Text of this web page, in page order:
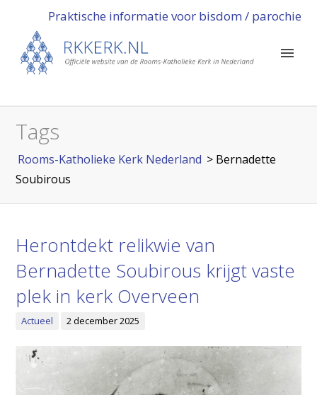
Praktische informatie voor bisdom / parochie
Tags
Rooms-Katholieke Kerk Nederland > Bernadette
Soubirous
Herontdekt relikwie van
Bernadette Soubirous krijgt vaste
plek in kerk Overveen
Actueel 2 december 2025